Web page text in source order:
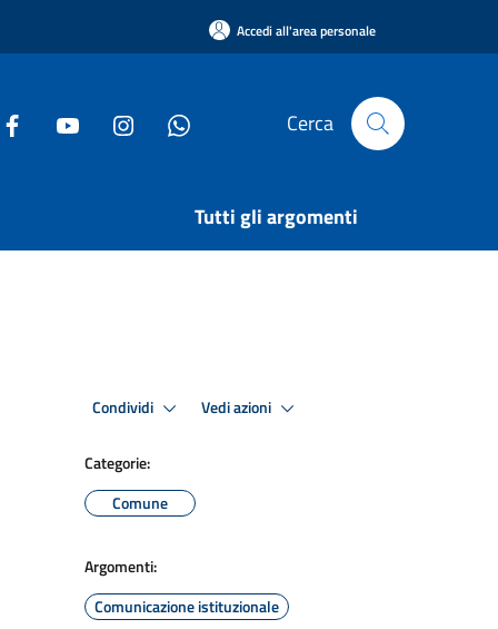
Accedi all'area personale
Cerca
Tutti gli argomenti
Condividi Vedi azioni
Categorie:
Comune
Argomenti:
Comunicazione istituzionale